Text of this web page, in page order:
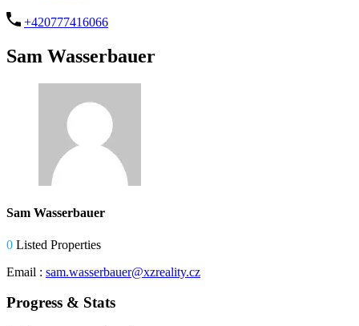
+420777416066
Sam Wasserbauer
Sam Wasserbauer
0 Listed Properties
Email : sam.wasserbauer@xzreality.cz
Progress & Stats